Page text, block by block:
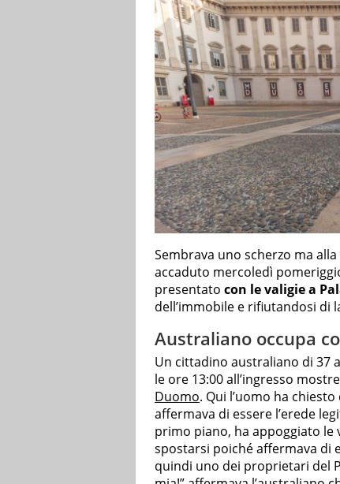
Sembrava uno scherzo ma
accaduto mercoledì
presentato con le valigie a
dell’immobile e rifiutandosi di
Australiano occupa
Un cittadino australiano di 37
le ore 13:00 all’ingresso
Duomo. Qui l’uomo ha
affermava di essere l’erede
primo piano, ha appoggiato le
spostarsi poiché affermava di
quindi uno dei proprietari del